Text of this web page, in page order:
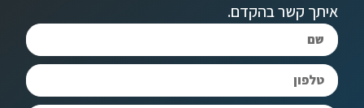
איתך קשר בהקדם.